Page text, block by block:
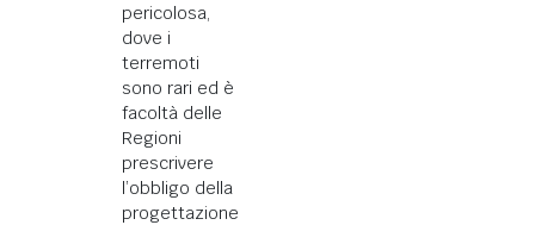
pericolosa,
dove i
terremoti
sono rari ed è
facoltà delle
Regioni
prescrivere
l’obbligo della
progettazione